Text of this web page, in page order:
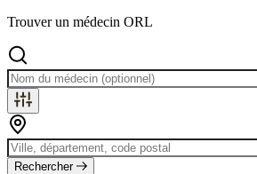
Trouver un médecin ORL
Rechercher